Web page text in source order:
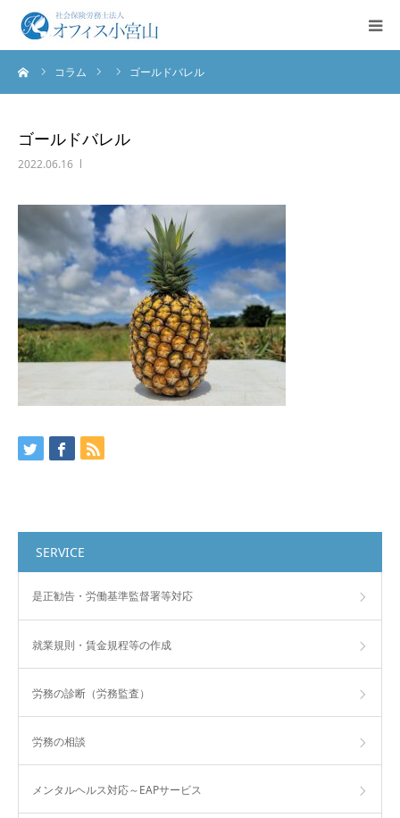
コラム ゴールドバレル
ゴールドバレル
2022.06.16
SERVICE
是正勧告・労働基準監督署等対応
就業規則・賃金規程等の作成
労務の診断（労務監査）
労務の相談
メンタルヘルス対応～EAPサービス
ご挨拶
法人概要
お問合せ
English